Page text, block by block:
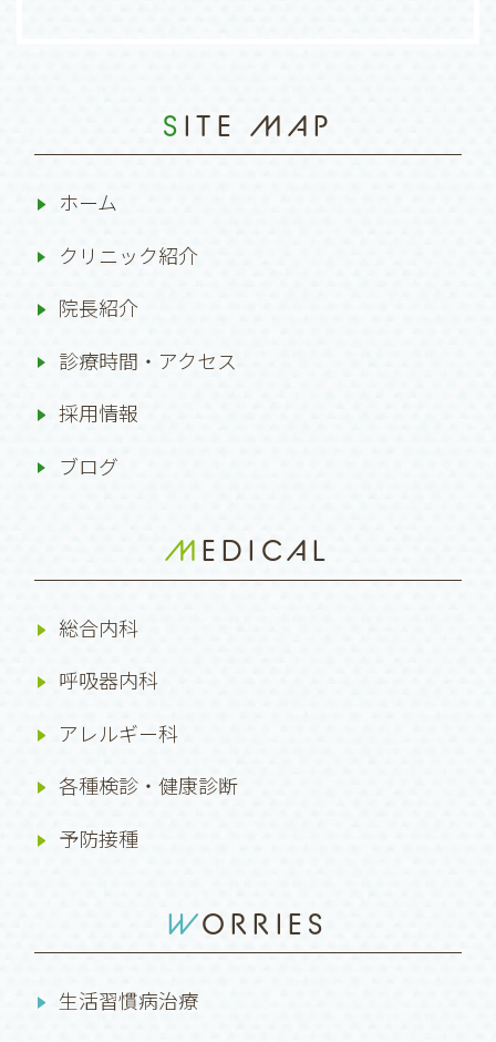
SITE MAP
ホーム
クリニック紹介
院長紹介
診療時間・アクセス
採用情報
ブログ
MEDICAL
総合内科
呼吸器内科
アレルギー科
各種検診・健康診断
予防接種
WORRIES
生活習慣病治療